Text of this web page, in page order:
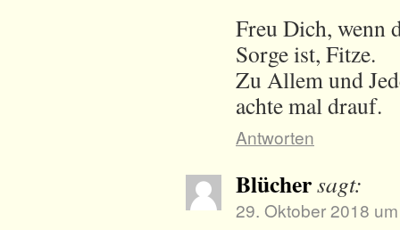
Freu Dich, wenn
Sorge ist, Fitze.
Zu Allem und
achte mal drauf.
Antworten
Blüchersagt:
29. Oktober 2018